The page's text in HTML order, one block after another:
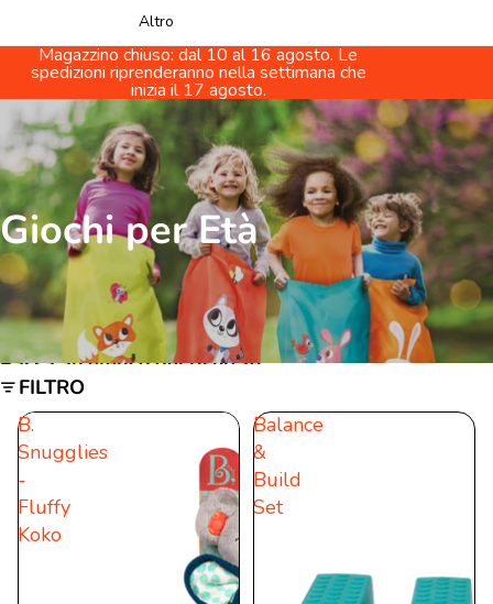
Altro
Magazzino chiuso: dal 10 al 16 agosto. Le
spedizioni riprenderanno nella settimana che
inizia il 17 agosto.
Giochi per Età
Passa all'elenco dei risultati
FILTRO
B.
Snugglies
-
Fluffy
Koko
Balance
&
Build
Set